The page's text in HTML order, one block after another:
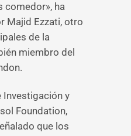
comedor», ha
Majid Ezzati, otro
de la
miembro del
Investigación y
Foundation,
que los